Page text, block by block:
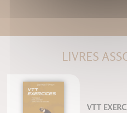
LIVRES
VTT